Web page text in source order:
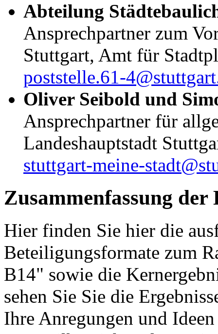
Abteilung
Ansprechpartner zum
Stuttgart, Amt für
poststelle.61-
Oliver Seibold und
Ansprechpartner für
Landeshauptstadt
stuttgart-meine-
Zusammenfassung der
Hier finden Sie hier die
Beteiligungsformate zum
B14" sowie die
sehen Sie Sie die
Ihre Anregungen und